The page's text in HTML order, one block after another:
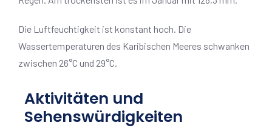
Die Luftfeuchtigkeit ist konstant hoch. Die
Wassertemperaturen des Karibischen Meeres schwanken
zwischen 26°C und 29°C.
Aktivitäten und
Sehenswürdigkeiten